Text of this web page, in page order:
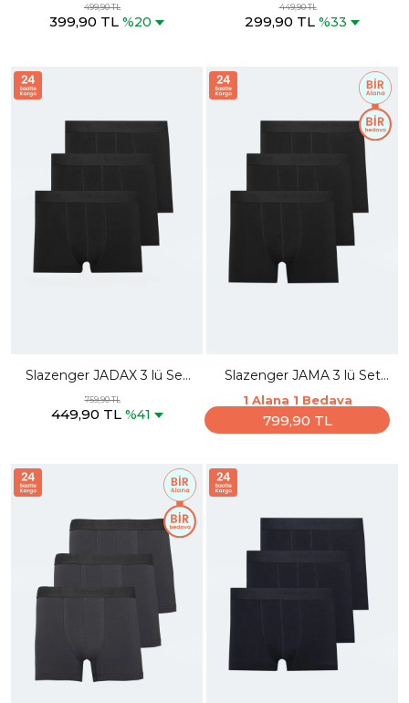
499,90 TL
399,90 TL %20
449,90 TL
299,90 TL %33
Slazenger JADAX 3 lü Set
Erkek Siyah Boxer
759,90 TL
449,90 TL %41
Slazenger JAMA 3 lü Set
Erkek Siyah Boxer
1 Alana 1 Bedava
799,90 TL